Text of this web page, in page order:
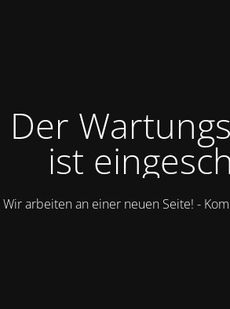
Der
ist
Wir arbeiten an einer neuen Seite! -